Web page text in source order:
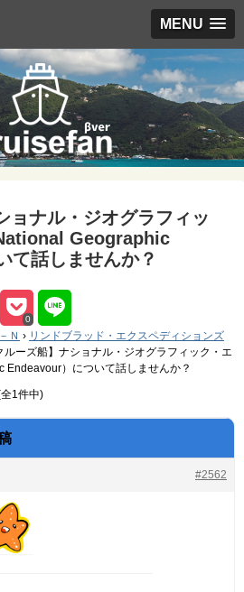
MENU
ョナル・ジオグラフィッ
Geographic
て話しませんか？
0
Ｎ › リンドブラッド・エクスペディションズ
ルーズ船】ナショナル・ジオグラフィック・エ
Endeavour）について話しませんか？
1件中)
#2562